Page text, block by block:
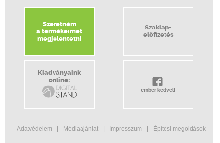
Szeretném
a termékeimet
megjelentetni
Szaklap-
előfizetés
Kiadványaink
online:
ember kedveli
Adatvédelem Médiaajánlat Impresszum Építési megoldások